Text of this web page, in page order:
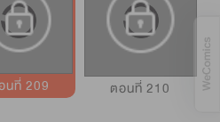
นที่ 209 ตอนที่ 210